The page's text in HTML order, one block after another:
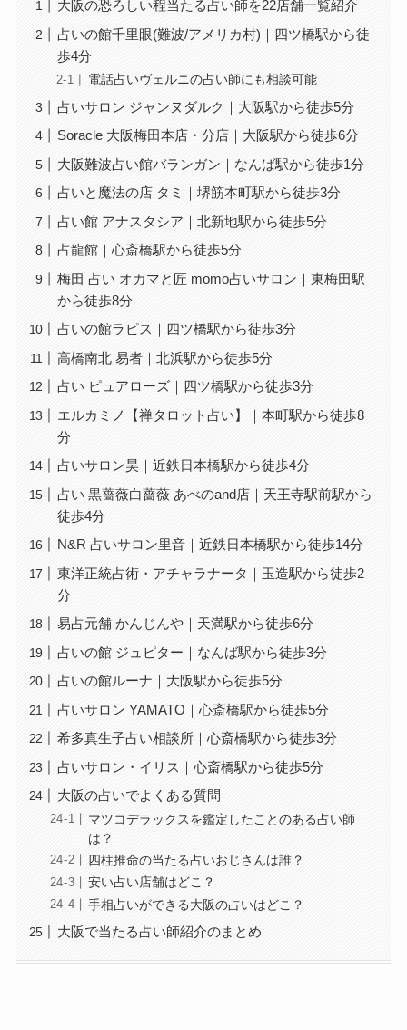
大阪の恐ろしい程当たる占い師を22店舗一覧紹介
占いの館千里眼(難波/アメリカ村)｜四ツ橋駅から徒
歩4分
電話占いヴェルニの占い師にも相談可能
占いサロン ジャンヌダルク｜大阪駅から徒歩5分
Soracle 大阪梅田本店・分店｜大阪駅から徒歩6分
大阪難波占い館バランガン｜なんば駅から徒歩1分
占いと魔法の店 タミ｜堺筋本町駅から徒歩3分
占い館 アナスタシア｜北新地駅から徒歩5分
占龍館｜心斎橋駅から徒歩5分
梅田 占い オカマと匠 momo占いサロン｜東梅田駅
から徒歩8分
占いの館ラピス｜四ツ橋駅から徒歩3分
高橋南北 易者｜北浜駅から徒歩5分
占い ピュアローズ｜四ツ橋駅から徒歩3分
エルカミノ【禅タロット占い】｜本町駅から徒歩8
分
占いサロン昊｜近鉄日本橋駅から徒歩4分
占い 黒薔薇白薔薇 あべのand店｜天王寺駅前駅から
徒歩4分
N&R 占いサロン里音｜近鉄日本橋駅から徒歩14分
東洋正統占術・アチャラナータ｜玉造駅から徒歩2
分
易占元舗 かんじんや｜天満駅から徒歩6分
占いの館 ジュピター｜なんば駅から徒歩3分
占いの館ルーナ｜大阪駅から徒歩5分
占いサロン YAMATO｜心斎橋駅から徒歩5分
希多真生子占い相談所｜心斎橋駅から徒歩3分
占いサロン・イリス｜心斎橋駅から徒歩5分
大阪の占いでよくある質問
マツコデラックスを鑑定したことのある占い師
は？
四柱推命の当たる占いおじさんは誰？
安い占い店舗はどこ？
手相占いができる大阪の占いはどこ？
大阪で当たる占い師紹介のまとめ